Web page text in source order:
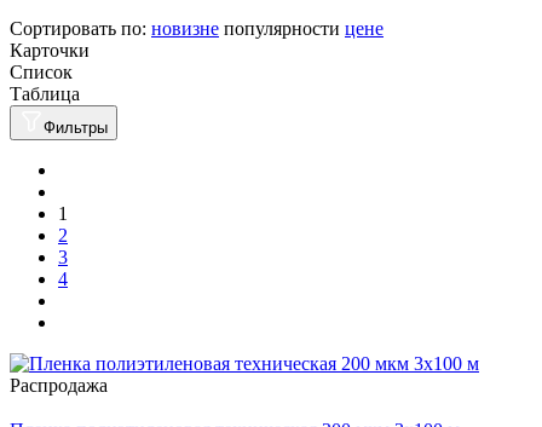
Сортировать по: новизне популярности цене
Карточки
Список
Таблица
Фильтры
1
2
3
4
Распродажа